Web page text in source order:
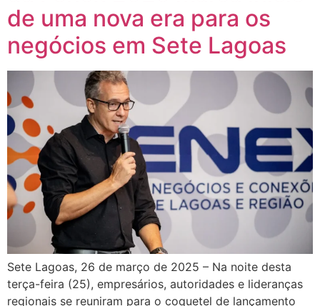
de uma nova era para os
negócios em Sete Lagoas
Sete Lagoas, 26 de março de 2025 – Na noite desta
terça-feira (25), empresários, autoridades e lideranças
regionais se reuniram para o coquetel de lançamento